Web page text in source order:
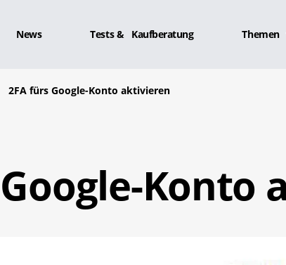
News Tests & Kaufberatung Themen
2FA fürs Google-Konto aktivieren
Konto